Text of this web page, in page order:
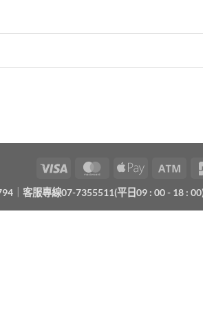
Visa MasterCardApple
Atm
｜ 客服專線07-7355511(平日09 : 00 - 18 :